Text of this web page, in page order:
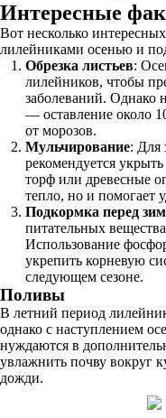
Интересные
Вот несколько
лилейниками осенью и
Обрезка листьев:
лилейников, чтобы
заболеваний. Однако
— оставление около
от морозов.
Мульчирование: Для
рекомендуется
торф или древесные
тепло, но и помогает
Подкормка перед
питательных
Использование
укрепить корневую
следующем сезоне.
Поливы
В летний период
однако с наступлением
нуждаются в
увлажнить почву вокруг
дожди.